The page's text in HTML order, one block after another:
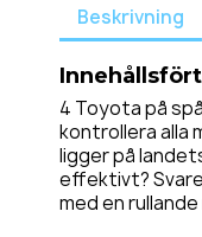
Beskrivning
4 Toyota på
kontrollera alla
ligger på
effektivt?
med en